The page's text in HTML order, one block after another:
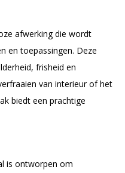
afwerking die wordt
en toepassingen. Deze
frisheid en
van interieur of het
biedt een prachtige
is ontworpen om